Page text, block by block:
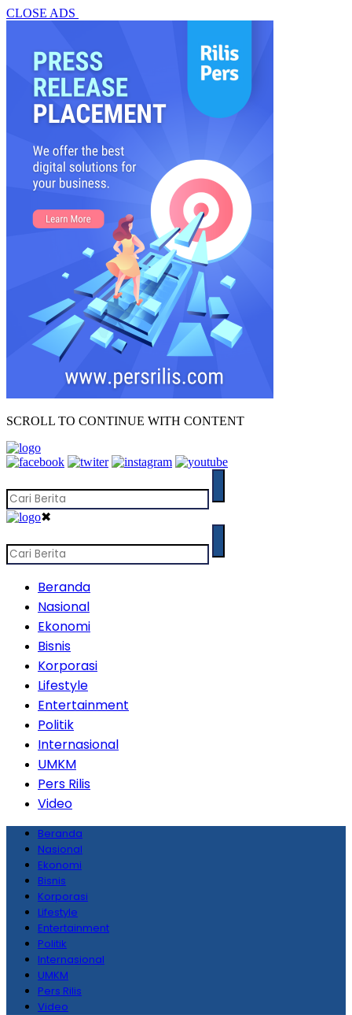
CLOSE ADS
SCROLL TO CONTINUE WITH CONTENT
✖
Beranda
Nasional
Ekonomi
Bisnis
Korporasi
Lifestyle
Entertainment
Politik
Internasional
UMKM
Pers Rilis
Video
Beranda
Nasional
Ekonomi
Bisnis
Korporasi
Lifestyle
Entertainment
Politik
Internasional
UMKM
Pers Rilis
Video